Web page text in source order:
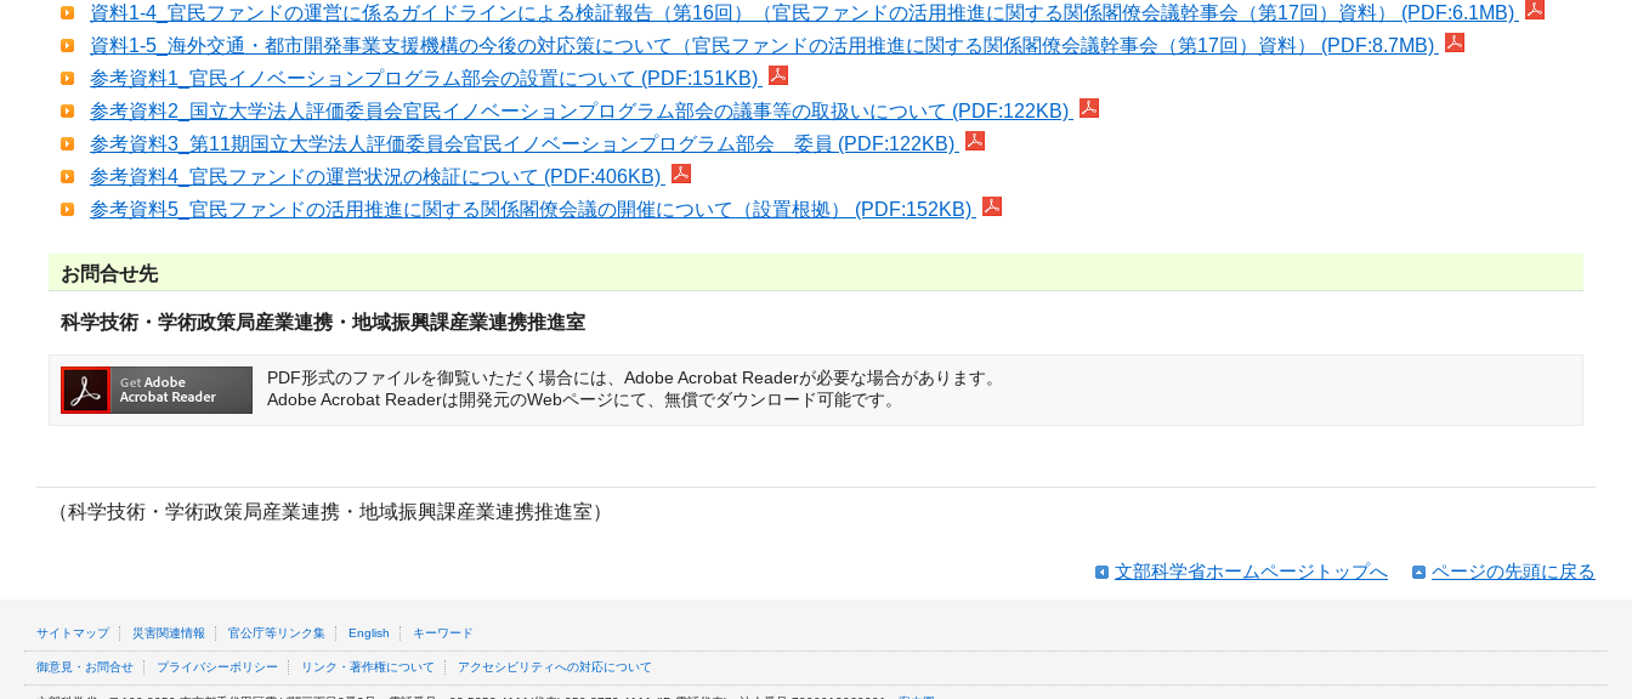
資料1-4_官民ファンドの運営に係るガイドラインによる検証報告（第16回）（官民ファンドの活用推進に関する関係閣僚会議幹事会（第17回）資料） (PDF:6.1MB)
資料1-5_海外交通・都市開発事業支援機構の今後の対応策について（官民ファンドの活用推進に関する関係閣僚会議幹事会（第17回）資料） (PDF:8.7MB)
参考資料1_官民イノベーションプログラム部会の設置について (PDF:151KB)
参考資料2_国立大学法人評価委員会官民イノベーションプログラム部会の議事等の取扱いについて (PDF:122KB)
参考資料3_第11期国立大学法人評価委員会官民イノベーションプログラム部会 委員 (PDF:122KB)
参考資料4_官民ファンドの運営状況の検証について (PDF:406KB)
参考資料5_官民ファンドの活用推進に関する関係閣僚会議の開催について（設置根拠） (PDF:152KB)
お問合せ先
科学技術・学術政策局産業連携・地域振興課産業連携推進室
PDF形式のファイルを御覧いただく場合には、Adobe Acrobat Readerが必要な場合があります。
Adobe Acrobat Readerは開発元のWebページにて、無償でダウンロード可能です。
（科学技術・学術政策局産業連携・地域振興課産業連携推進室）
ページの先頭に戻る
文部科学省ホームページトップへ
サイトマップ 災害関連情報 官公庁等リンク集 English キーワード
御意見・お問合せ プライバシーポリシー リンク・著作権について アクセシビリティへの対応について